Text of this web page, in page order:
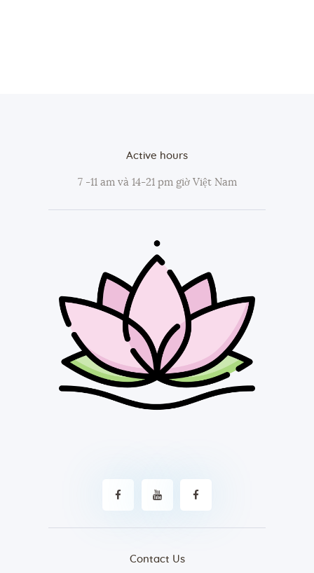
Active hours
7 -11 am và 14-21 pm giờ Việt Nam
Contact Us